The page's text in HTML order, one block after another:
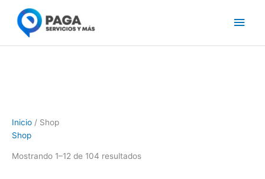
contenido
Inicio / Shop
Shop
Mostrando 1–12 de 104 resultados